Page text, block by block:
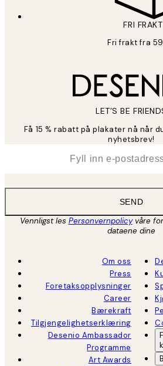
FRI FRAKT
Fri frakt fra
LET’S BE
Få 15 % rabatt på plakater nå når
nyhetsbrev!
SEND
Vennligst les Personvernpolicyvåre
dataene dine
Om oss
Press
Foretaksopplysninger
Career
Bærekraft
Tilgjengelighetserklæring
Desenio Ambassador
Programme
Art Awards